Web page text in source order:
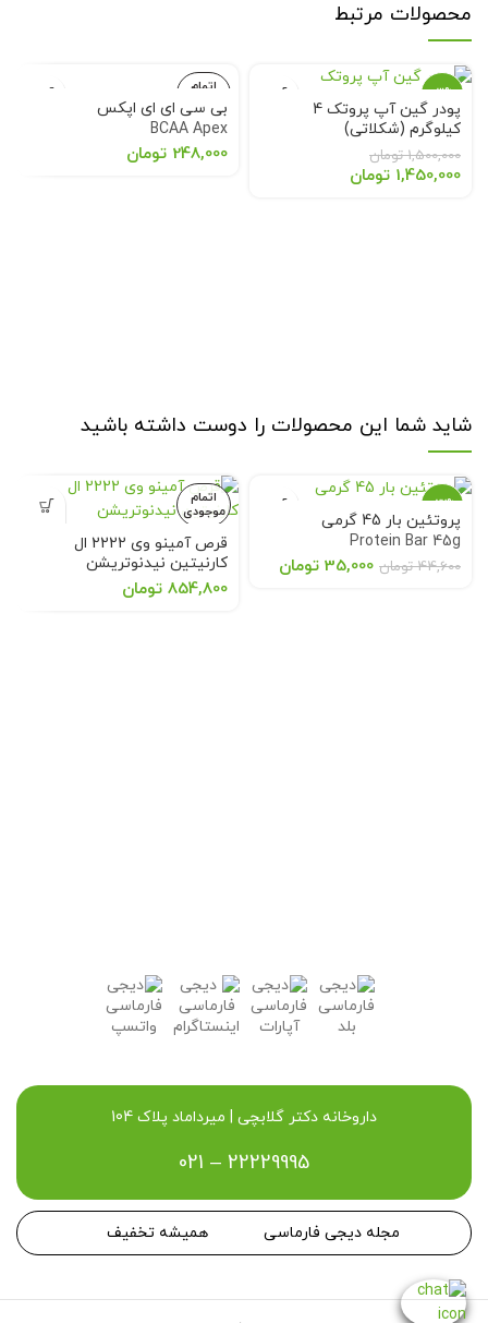
محصولات مرتبط
-3%
اتمام
موجودی
پودر گین آپ پروتک 4
کیلوگرم (شکلاتی)
gainup protech 4kg
1,500,000 تومان
1,450,000 تومان
اتمام
بی سی ای ای اپکس
BCAA Apex
248,000 تومان
شاید شما این محصولات را دوست داشته باشید
-22%
اتمام
موجودی
پروتئین بار 45 گرمی
Protein Bar 45g
44,600 تومان 35,000 تومان
اتمام
موجودی
قرص آمینو وی 2222 ال
کارنیتین نیدنوتریشن
Need Nutrition Amino Whey
854,800 تومان
داروخانه دکتر گلابچی | میرداماد پلاک 104
021 – 22229995
مجله دیجی فارماسی همیشه تخفیف